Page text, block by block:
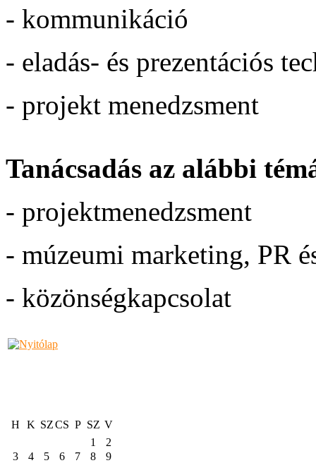
- kommunikáció
- eladás- és prezentációs
- projekt menedzsment
Tanácsadás az alábbi
- projektmenedzsment
- múzeumi marketing, PR
- közönségkapcsolat
H K SZCS P SZ V
1
2
3
4 5 6 7 8
9